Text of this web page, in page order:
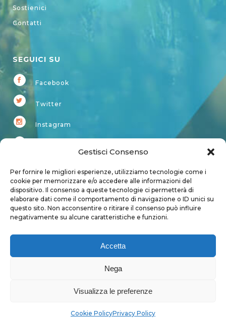
Gestisci Consenso
Per fornire le migliori esperienze, utilizziamo tecnologie come i
cookie per memorizzare e/o accedere alle informazioni del
dispositivo. Il consenso a queste tecnologie ci permetterà di
elaborare dati come il comportamento di navigazione o ID unici su
questo sito. Non acconsentire o ritirare il consenso può influire
negativamente su alcune caratteristiche e funzioni.
Accetta
Nega
Visualizza le preferenze
Cookie PolicyPrivacy Policy
Sostienici
Contatti
SEGUICI SU
Facebook
Twitter
Instagram
Account
Login
Copyright 2018 - Tutti i diritti sono riservati